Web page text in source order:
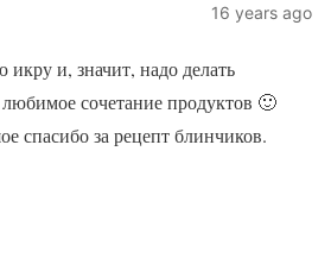
16 years ago
и, значит, надо делать
сочетание продуктов 🙂
спасибо за рецепт блинчиков.